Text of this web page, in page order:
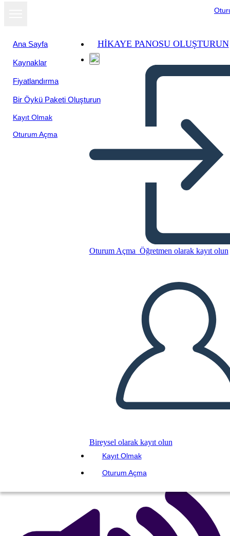
Ana Sayfa
Kaynaklar
Fiyatlandırma
Bir Öykü Paketi Oluşturun
Kayıt Olmak
Oturum Açma
HIKAYE PANOSU OLUŞTURUN
Oturum Açma Öğretmen olarak kayıt olun
Bireysel olarak kayıt olun
Kayıt Olmak
Oturum Açma
Incarcerazione americana
giapponese durante la
cronologia della seconda gue
Bu Öykü Panosunu kopyala
SLAYT GÖSTERİSİNİ OYNAT
BENİ OKU
Slayt gösterisi
olarak
görüntüle